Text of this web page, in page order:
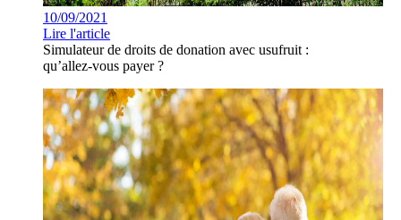
10/09/2021
Lire l'article
Simulateur de droits de donation avec usufruit :
qu’allez-vous payer ?